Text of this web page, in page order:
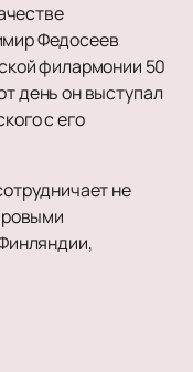
Федосеев
филармонии 50
день он выступал
с его
не